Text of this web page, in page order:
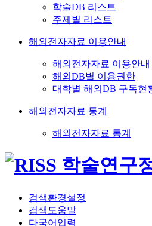
학술DB 리스트
주제별 리스트
해외전자자료 이용안내
해외전자자료 이용안내
해외DB별 이용권한
대학별 해외DB 구독현
해외전자자료 통계
해외전자자료 통계
검색환경설정
검색도움말
다국어입력